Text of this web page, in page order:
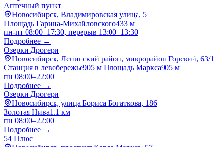
Аптечный пункт
Новосибирск, Владимировская улица, 5
Площадь Гарина-Михайловского433 м
пн-пт 08:00–17:30, перерыв 13:00–13:30
Подробнее →
Озерки Дрогери
Новосибирск, Ленинский район, микрорайон Горский, 63/1
Станция в левобережье905 м Площадь Маркса905 м
пн 08:00–22:00
Подробнее →
Озерки Дрогери
Новосибирск, улица Бориса Богаткова, 186
Золотая Нива1.1 км
пн 08:00–22:00
Подробнее →
54 Плюс